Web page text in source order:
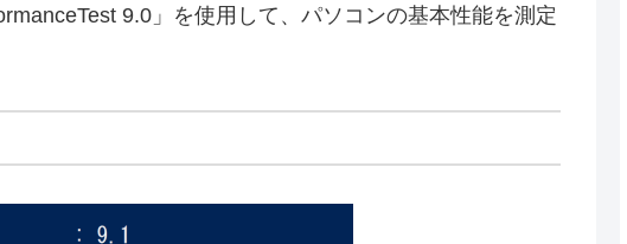
9.0」を使用して、パソコンの基本性能を測定